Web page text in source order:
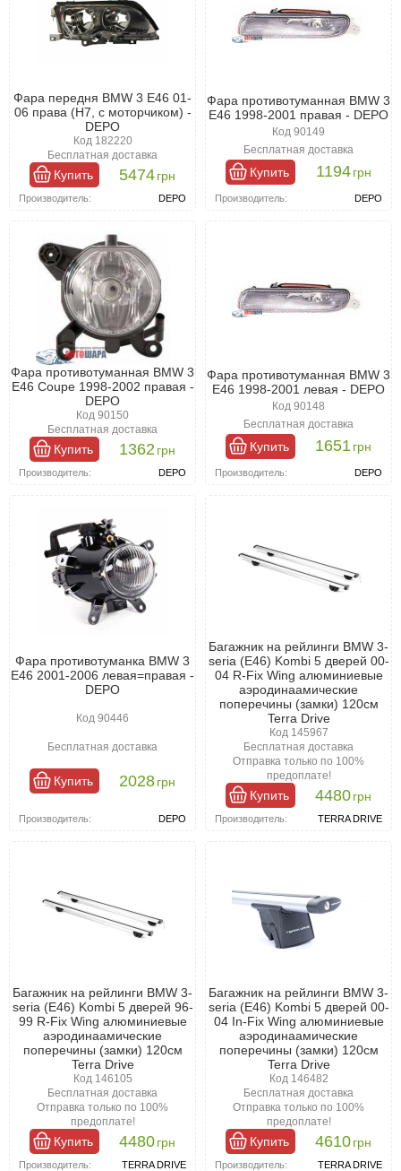
Фара передня BMW 3 E46 01-
06 права (H7, с моторчиком) -
DEPO
Код 182220
Бесплатная доставка
Купить 5474грн
Производитель: DEPO
Фара противотуманная BMW 3
E46 1998-2001 правая - DEPO
Код 90149
Бесплатная доставка
Купить 1194 грн
Производитель: DEPO
Фара противотуманная BMW 3
E46 Coupe 1998-2002 правая -
DEPO
Код 90150
Бесплатная доставка
Купить 1362 грн
Производитель: DEPO
Фара противотуманная BMW 3
E46 1998-2001 левая - DEPO
Код 90148
Бесплатная доставка
Купить 1651грн
Производитель: DEPO
Фара противотуманка BMW 3
E46 2001-2006 левая=правая -
DEPO
Код 90446
Бесплатная доставка
Купить 2028грн
Производитель: DEPO
Багажник на рейлинги BMW 3-
seria (E46) Kombi 5 дверей 00-
04 R-Fix Wing алюминиевые
аэродинаамические
поперечины (замки) 120см
Terra Drive
Код 145967
Бесплатная доставка
Отправка только по 100%
предоплате!
Купить 4480грн
Производитель: TERRA DRIVE
Багажник на рейлинги BMW 3-
seria (E46) Kombi 5 дверей 96-
99 R-Fix Wing алюминиевые
аэродинаамические
поперечины (замки) 120см
Terra Drive
Код 146105
Бесплатная доставка
Отправка только по 100%
предоплате!
Купить 4480грн
Производитель: TERRA DRIVE
Багажник на рейлинги BMW 3-
seria (E46) Kombi 5 дверей 00-
04 In-Fix Wing алюминиевые
аэродинаамические
поперечины (замки) 120см
Terra Drive
Код 146482
Бесплатная доставка
Отправка только по 100%
предоплате!
Купить 4610грн
Производитель: TERRA DRIVE